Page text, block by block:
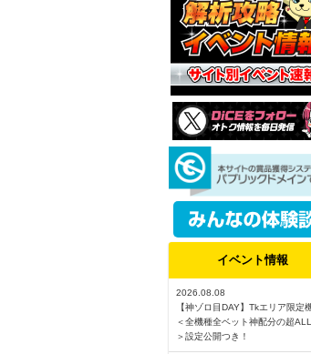
イベント情報
2026.08.08
【神ゾロ目DAY】Tkエリア限定
＜全機種全ベット神配分の超
＞設定公開つき！